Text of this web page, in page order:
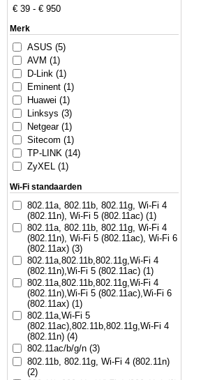
€ 39 - € 950
Merk
ASUS (5)
AVM (1)
D-Link (1)
Eminent (1)
Huawei (1)
Linksys (3)
Netgear (1)
Sitecom (1)
TP-LINK (14)
ZyXEL (1)
Wi-Fi standaarden
802.11a, 802.11b, 802.11g, Wi-Fi 4
(802.11n), Wi-Fi 5 (802.11ac) (1)
802.11a, 802.11b, 802.11g, Wi-Fi 4
(802.11n), Wi-Fi 5 (802.11ac), Wi-Fi 6
(802.11ax) (3)
802.11a,802.11b,802.11g,Wi-Fi 4
(802.11n),Wi-Fi 5 (802.11ac) (1)
802.11a,802.11b,802.11g,Wi-Fi 4
(802.11n),Wi-Fi 5 (802.11ac),Wi-Fi 6
(802.11ax) (1)
802.11a,Wi-Fi 5
(802.11ac),802.11b,802.11g,Wi-Fi 4
(802.11n) (4)
802.11ac/b/g/n (3)
802.11b, 802.11g, Wi-Fi 4 (802.11n)
(2)